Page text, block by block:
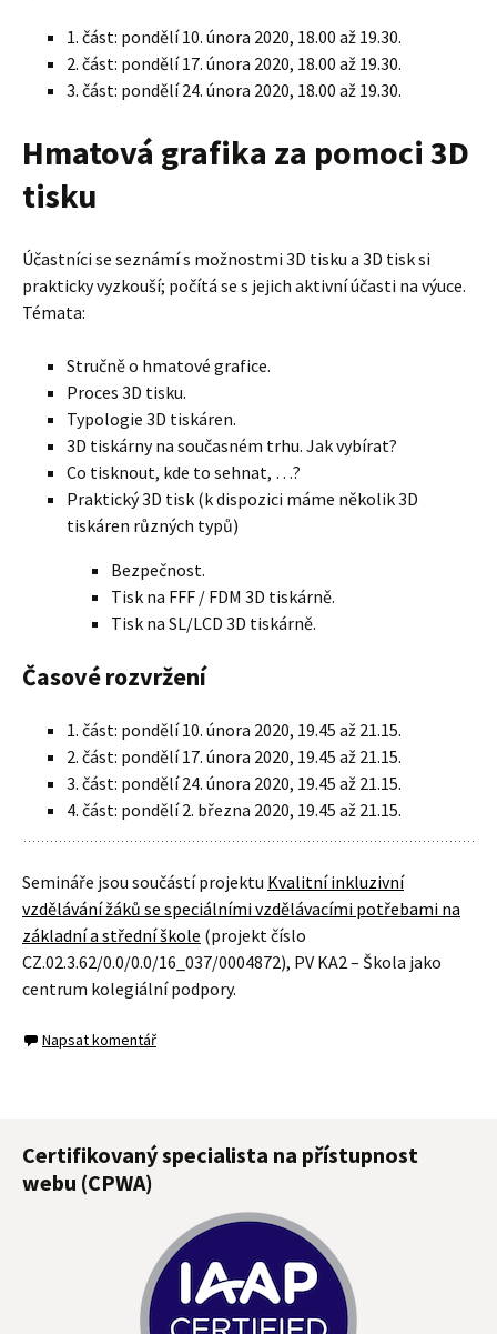
1. část: pondělí 10. února 2020, 18.00 až 19.30.
2. část: pondělí 17. února 2020, 18.00 až 19.30.
3. část: pondělí 24. února 2020, 18.00 až 19.30.
Hmatová grafika za pomoci 3D
tisku
Účastníci se seznámí s možnostmi 3D tisku a 3D tisk si
prakticky vyzkouší; počítá se s jejich aktivní účasti na výuce.
Témata:
Stručně o hmatové grafice.
Proces 3D tisku.
Typologie 3D tiskáren.
3D tiskárny na současném trhu. Jak vybírat?
Co tisknout, kde to sehnat, …?
Praktický 3D tisk (k dispozici máme několik 3D
tiskáren různých typů)
Bezpečnost.
Tisk na FFF / FDM 3D tiskárně.
Tisk na SL/LCD 3D tiskárně.
Časové rozvržení
1. část: pondělí 10. února 2020, 19.45 až 21.15.
2. část: pondělí 17. února 2020, 19.45 až 21.15.
3. část: pondělí 24. února 2020, 19.45 až 21.15.
4. část: pondělí 2. března 2020, 19.45 až 21.15.
Semináře jsou součástí projektu Kvalitní inkluzivní
vzdělávání žáků se speciálními vzdělávacími potřebami na
základní a střední škole (projekt číslo
CZ.02.3.62/0.0/0.0/16_037/0004872), PV KA2 – Škola jako
centrum kolegiální podpory.
Napsat komentář
Certifikovaný specialista na přístupnost
webu (CPWA)